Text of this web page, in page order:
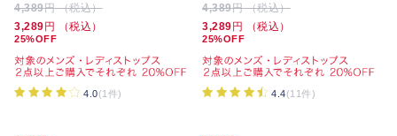
4,389円 （税込）
3,289円 （税込）
25%OFF
4.0(1件)
4,389円 （税込）
3,289円 （税込）
25%OFF
4.4(11件)